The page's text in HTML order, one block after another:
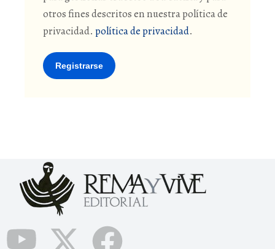
otros fines descritos en nuestra política de
privacidad. política de privacidad.
Registrarse